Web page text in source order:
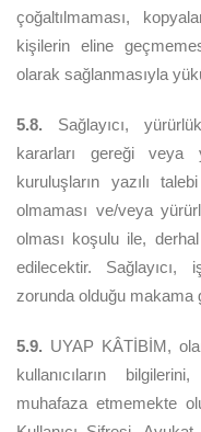
çoğaltılmaması,
kişilerin eline
olarak sağlanmasıyla
5.8. Sağlayıcı,
kararları gereği
kuruluşların yazılı
olmaması ve/veya
olması koşulu ile,
edilecektir.
zorunda olduğu makama
5.9. UYAP KÂTİBİM,
kullanıcıların
muhafaza etmemekte